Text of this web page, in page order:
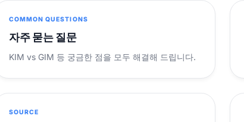
COMMON QUESTIONS
자주 묻는 질문
KIM vs GIM 등 궁금한 점을 모두 해결해 드립니다.
SOURCE